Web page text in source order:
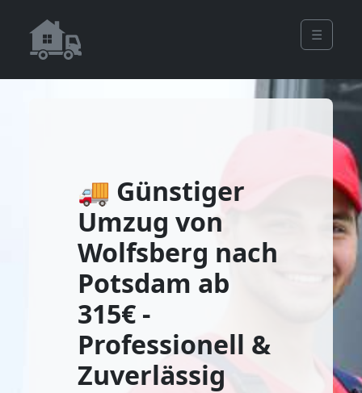
☰
🚚 Günstiger
Umzug von
Wolfsberg nach
Potsdam ab
315€ -
Professionell &
Zuverlässig